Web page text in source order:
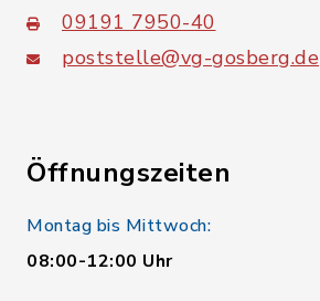
09191 7950-40
poststelle@vg-gosberg.de
Öffnungszeiten
Montag bis Mittwoch:
08:00-12:00 Uhr